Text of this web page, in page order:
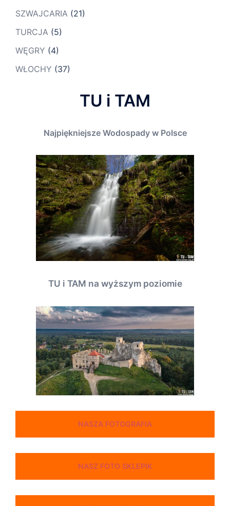
SZWAJCARIA (21)
TURCJA (5)
WĘGRY (4)
WŁOCHY (37)
TU i TAM
Najpiękniejsze Wodospady w Polsce
TU i TAM na wyższym poziomie
NASZA FOTOGRAFIA
NASZ FOTO SKLEPIK